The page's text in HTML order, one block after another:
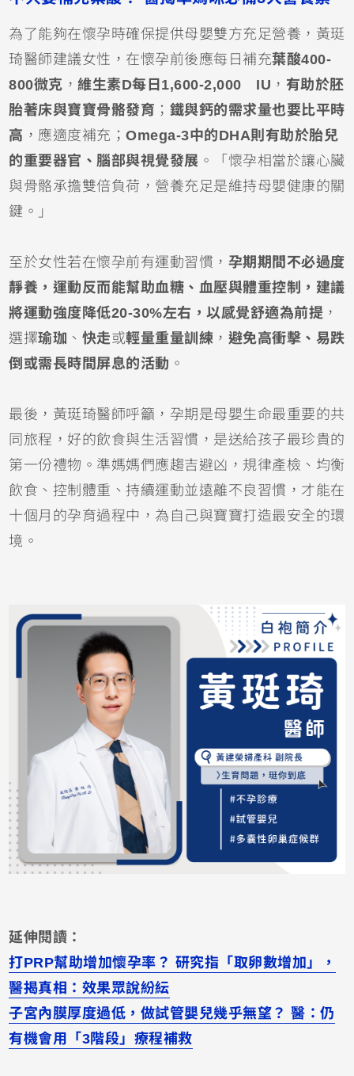
為了能夠在懷孕時確保提供母嬰雙方充足營養，黃珽
琦醫師建議女性，在懷孕前後應每日補充葉酸400-
800微克 ，維生素D每日 1,600-2,000 IU ， 有助於胚
胎著床與寶寶骨骼發育 ； 鐵與鈣的需求量也要比平時
高 ，應適度補充；Omega-3中的DHA則有助於胎兒
的重要器官、腦部與視覺發展 。「懷孕相當於讓心臟
與骨骼承擔雙倍負荷，營養充足是維持母嬰健康的關
鍵。」
至於女性若在懷孕前有運動習慣， 孕期期間不必過度
靜養，運動反而能幫助血糖、血壓與體重控制，建議
將運動強度降低20-30%左右，以感覺舒適為前提 ，
選擇瑜珈 、 快走或輕量重量訓練 ， 避免高衝擊、易跌
倒或需長時間屏息的活動 。
最後，黃珽琦醫師呼籲，孕期是母嬰生命最重要的共
同旅程，好的飲食與生活習慣，是送給孩子最珍貴的
第一份禮物。準媽媽們應趨吉避凶，規律產檢、均衡
飲食、控制體重、持續運動並遠離不良習慣，才能在
十個月的孕育過程中，為自己與寶寶打造最安全的環
境。
延伸閱讀：
打PRP幫助增加懷孕率？ 研究指「取卵數增加」，
醫揭真相：效果眾說紛紜
子宮內膜厚度過低，做試管嬰兒幾乎無望？ 醫：仍
有機會用「3階段」療程補救